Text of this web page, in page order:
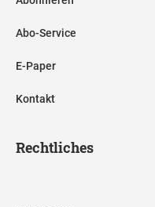
Abo-Service
E-Paper
Kontakt
Rechtliches